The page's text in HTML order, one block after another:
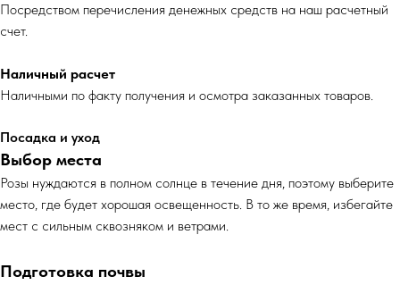
Посредством перечисления денежных средств на наш расчетный
счет.
Наличный расчет
Наличными по факту получения и осмотра заказанных товаров.
Посадка и уход
Выбор места
Розы нуждаются в полном солнце в течение дня, поэтому выберите
место, где будет хорошая освещенность. В то же время, избегайте
мест с сильным сквозняком и ветрами.
Подготовка почвы